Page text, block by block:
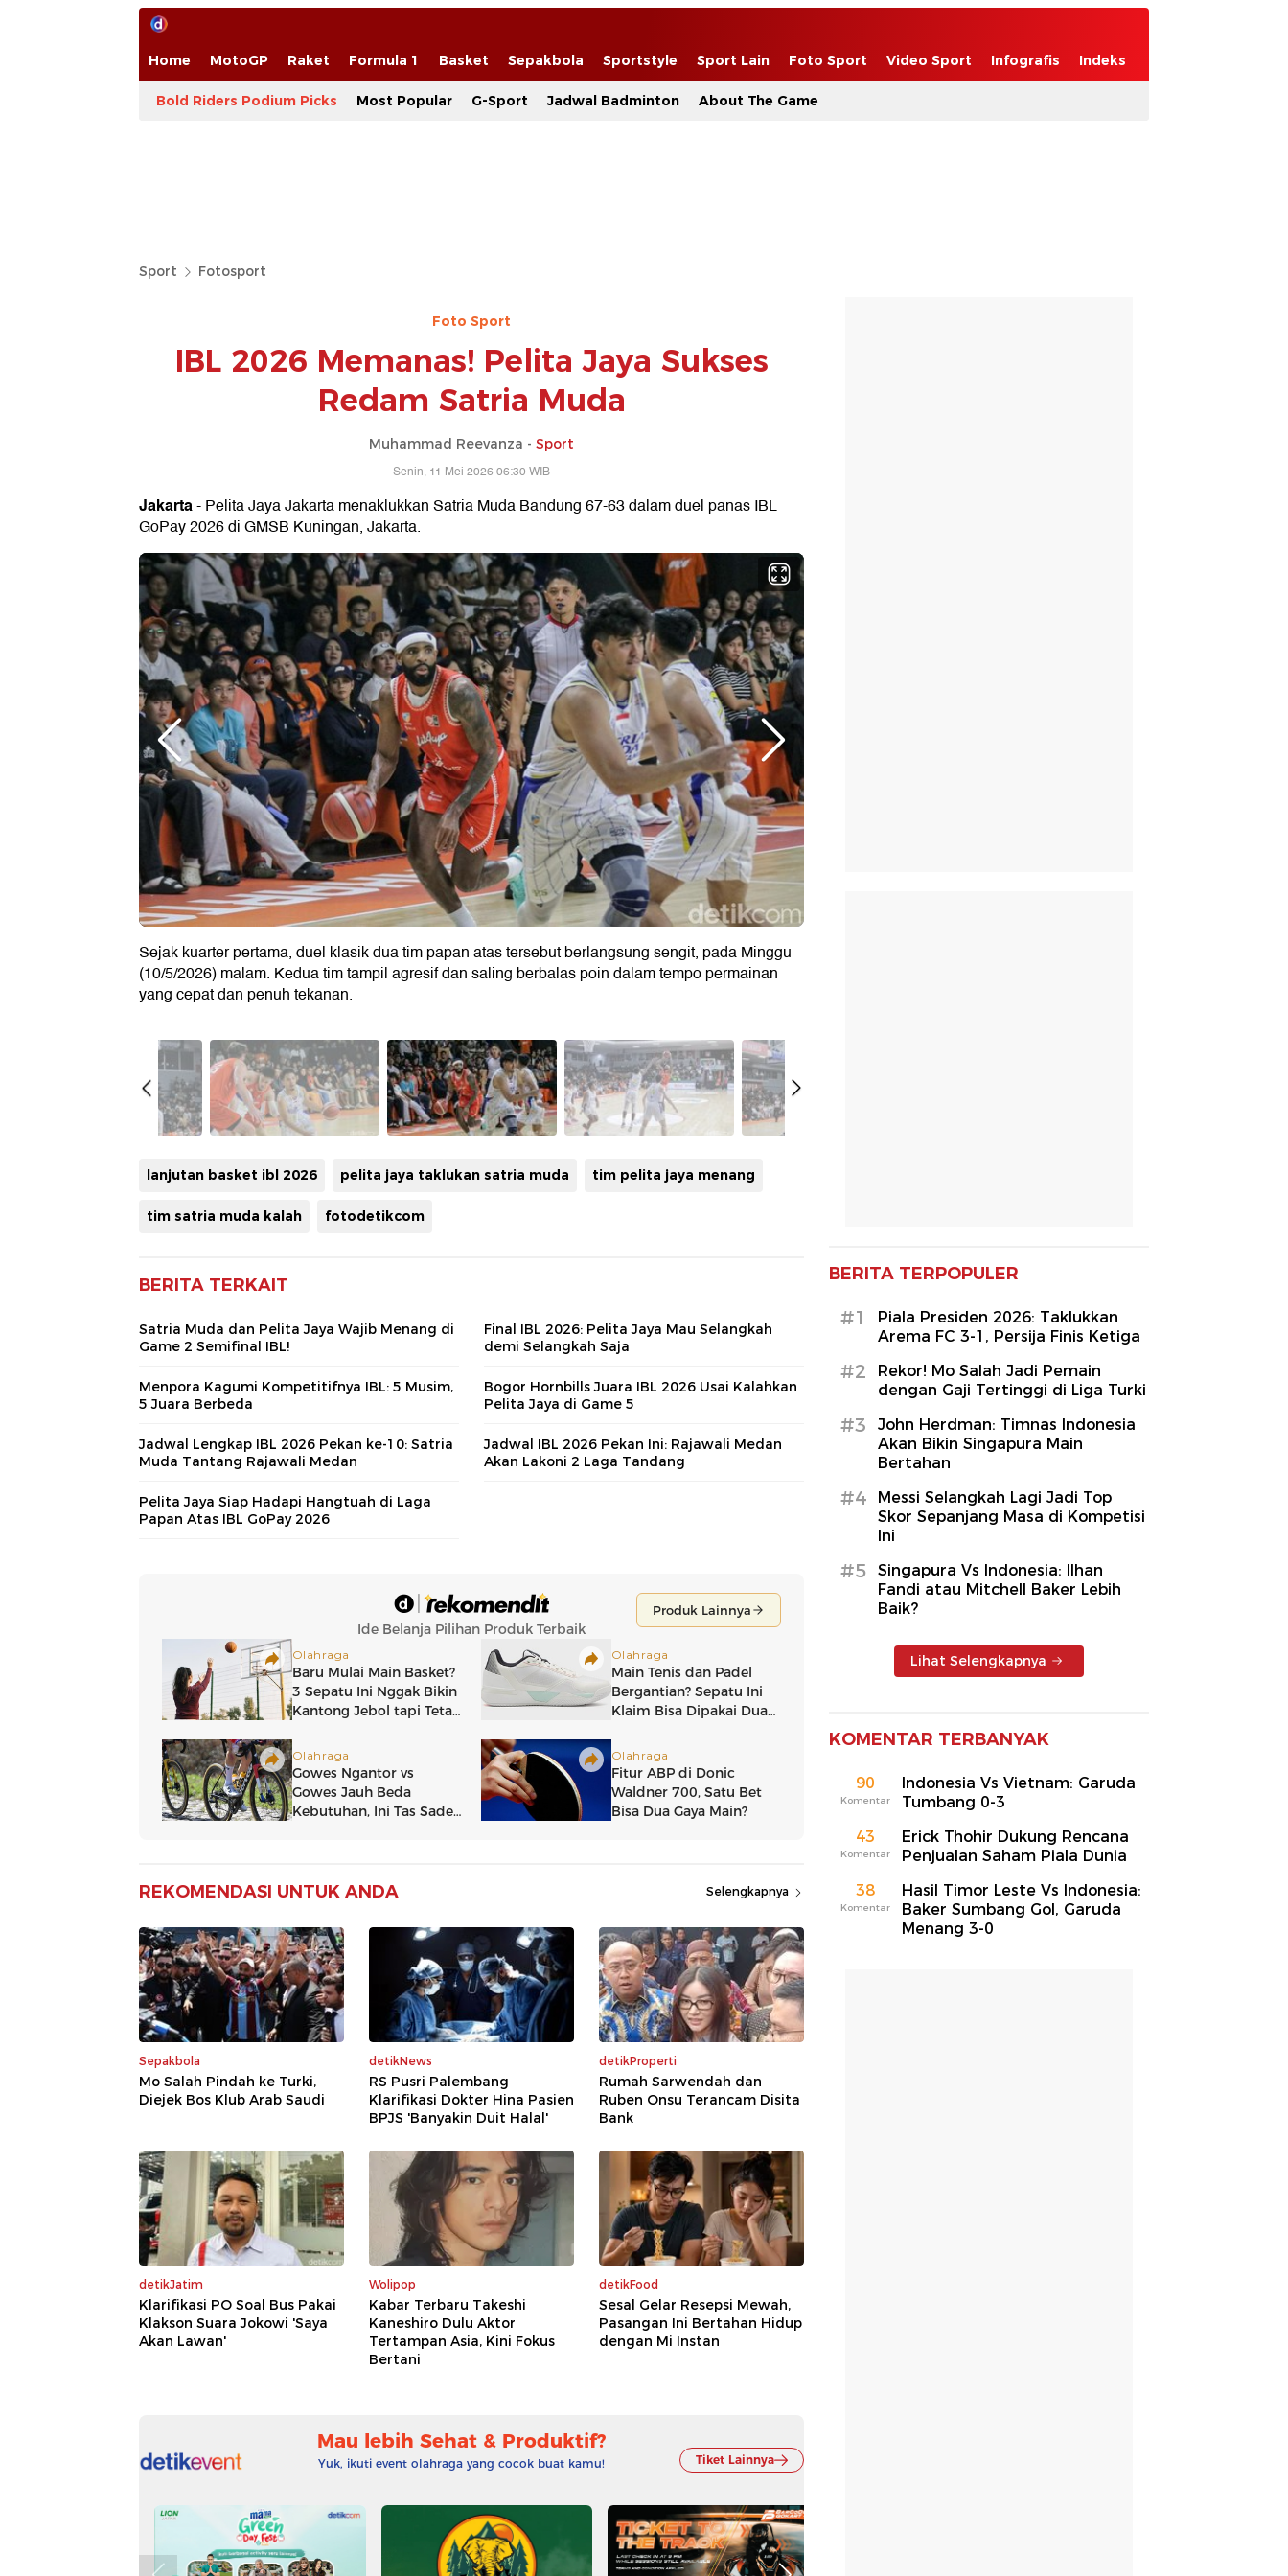
Home MotoGP Raket Formula 1 Basket Sepakbola Sportstyle Sport Lain Foto Sport Video Sport Infografis Indeks
Bold Riders Podium Picks Most Popular G-Sport Jadwal Badminton About The Game
Sport Fotosport
Foto Sport
IBL 2026 Memanas! Pelita Jaya Sukses
Redam Satria Muda
Muhammad Reevanza - Sport
Senin, 11 Mei 2026 06:30 WIB
Jakarta- Pelita Jaya Jakarta menaklukkan Satria Muda Bandung 67-63 dalam duel panas IBL
GoPay 2026 di GMSB Kuningan, Jakarta.
Sejak kuarter pertama, duel klasik dua tim papan atas tersebut berlangsung sengit, pada Minggu
(10/5/2026) malam. Kedua tim tampil agresif dan saling berbalas poin dalam tempo permainan
yang cepat dan penuh tekanan.
lanjutan basket ibl 2026 pelita jaya taklukan satria muda tim pelita jaya menang
tim satria muda kalah fotodetikcom
BERITA TERKAIT
Satria Muda dan Pelita Jaya Wajib Menang di
Game 2 Semifinal IBL!
Final IBL 2026: Pelita Jaya Mau Selangkah
demi Selangkah Saja
Menpora Kagumi Kompetitifnya IBL: 5 Musim,
5 Juara Berbeda
Bogor Hornbills Juara IBL 2026 Usai Kalahkan
Pelita Jaya di Game 5
Jadwal Lengkap IBL 2026 Pekan ke-10: Satria
Muda Tantang Rajawali Medan
Jadwal IBL 2026 Pekan Ini: Rajawali Medan
Akan Lakoni 2 Laga Tandang
Pelita Jaya Siap Hadapi Hangtuah di Laga
Papan Atas IBL GoPay 2026
REKOMENDASI UNTUK ANDA Selengkapnya
Sepakbola
Mo Salah Pindah ke Turki,
Diejek Bos Klub Arab Saudi
detikNews
RS Pusri Palembang
Klarifikasi Dokter Hina Pasien
BPJS 'Banyakin Duit Halal'
detikProperti
Rumah Sarwendah dan
Ruben Onsu Terancam Disita
Bank
detikJatim
Klarifikasi PO Soal Bus Pakai
Klakson Suara Jokowi 'Saya
Akan Lawan'
Wolipop
Kabar Terbaru Takeshi
Kaneshiro Dulu Aktor
Tertampan Asia, Kini Fokus
Bertani
detikFood
Sesal Gelar Resepsi Mewah,
Pasangan Ini Bertahan Hidup
dengan Mi Instan
Mau lebih Sehat & Produktif?
Yuk, ikuti event olahraga yang cocok buat kamu! Tiket Lainnya
BERITA TERPOPULER
#1
Piala Presiden 2026: Taklukkan
Arema FC 3-1, Persija Finis Ketiga
#2
Rekor! Mo Salah Jadi Pemain
dengan Gaji Tertinggi di Liga Turki
#3
John Herdman: Timnas Indonesia
Akan Bikin Singapura Main
Bertahan
#4
Messi Selangkah Lagi Jadi Top
Skor Sepanjang Masa di Kompetisi
Ini
#5
Singapura Vs Indonesia: Ilhan
Fandi atau Mitchell Baker Lebih
Baik?
Lihat Selengkapnya
KOMENTAR TERBANYAK
90
Komentar
Indonesia Vs Vietnam: Garuda
Tumbang 0-3
43
Komentar
Erick Thohir Dukung Rencana
Penjualan Saham Piala Dunia
38
Komentar
Hasil Timor Leste Vs Indonesia:
Baker Sumbang Gol, Garuda
Menang 3-0